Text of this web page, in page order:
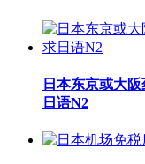
日本东京或大
日语N2